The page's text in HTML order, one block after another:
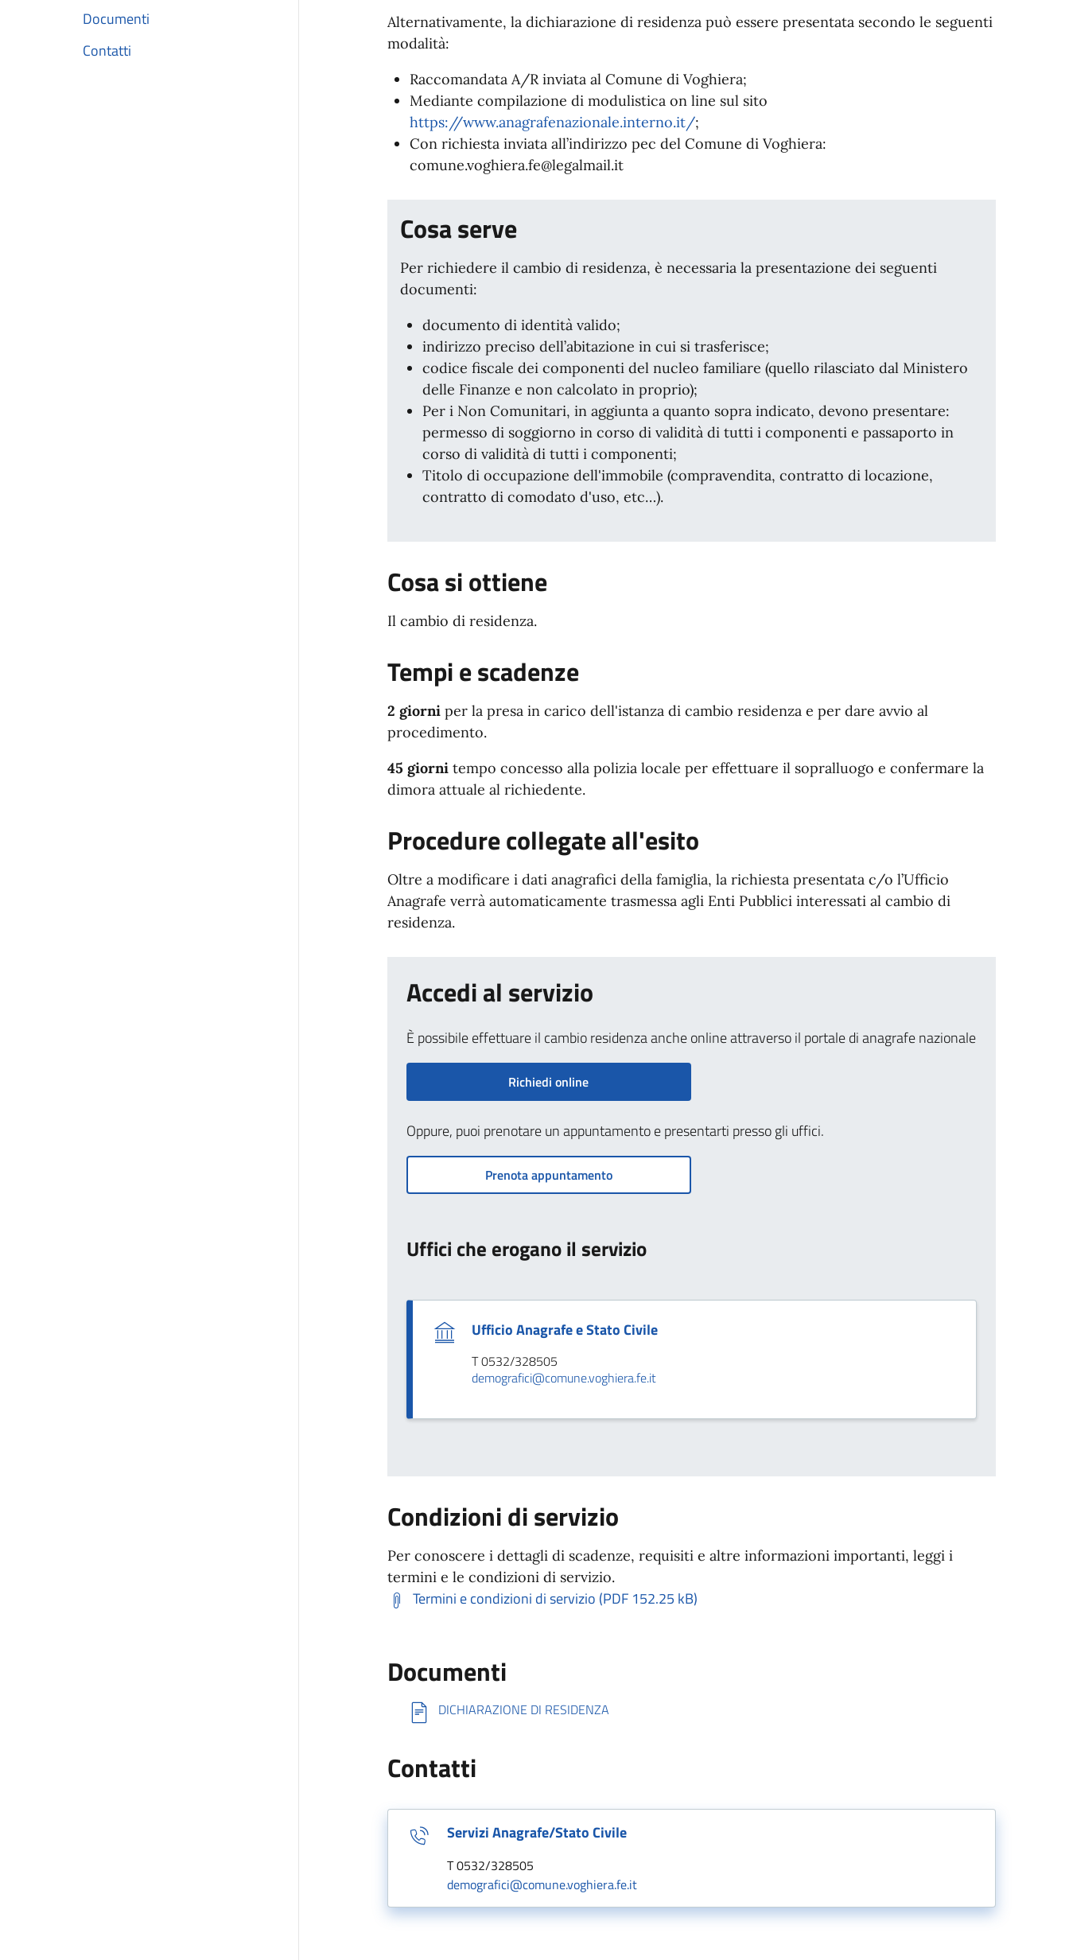
Documenti
Contatti
Alternativamente, la dichiarazione di residenza può essere presentata secondo le seguenti
modalità:
Raccomandata A/R inviata al Comune di Voghiera;
Mediante compilazione di modulistica on line sul sito
https://www.anagrafenazionale.interno.it/;
Con richiesta inviata all’indirizzo pec del Comune di Voghiera:
comune.voghiera.fe@legalmail.it
Cosa serve
Per richiedere il cambio di residenza, è necessaria la presentazione dei seguenti
documenti:
documento di identità valido;
indirizzo preciso dell’abitazione in cui si trasferisce;
codice fiscale dei componenti del nucleo familiare (quello rilasciato dal Ministero
delle Finanze e non calcolato in proprio);
Per i Non Comunitari, in aggiunta a quanto sopra indicato, devono presentare:
permesso di soggiorno in corso di validità di tutti i componenti e passaporto in
corso di validità di tutti i componenti;
Titolo di occupazione dell'immobile (compravendita, contratto di locazione,
contratto di comodato d'uso, etc…).
Cosa si ottiene
Il cambio di residenza.
Tempi e scadenze
2 giorniper la presa in carico dell'istanza di cambio residenza e per dare avvio al
procedimento.
45 giornitempo concesso alla polizia locale per effettuare il sopralluogo e confermare la
dimora attuale al richiedente.
Procedure collegate all'esito
Oltre a modificare i dati anagrafici della famiglia, la richiesta presentata c/o l’Ufficio
Anagrafe verrà automaticamente trasmessa agli Enti Pubblici interessati al cambio di
residenza.
Accedi al servizio
È possibile effettuare il cambio residenza anche online attraverso il portale di anagrafe nazionale
Richiedi online
Oppure, puoi prenotare un appuntamento e presentarti presso gli uffici.
Prenota appuntamento
Uffici che erogano il servizio
Ufficio Anagrafe e Stato Civile
T 0532/328505
demografici@comune.voghiera.fe.it
Condizioni di servizio
Per conoscere i dettagli di scadenze, requisiti e altre informazioni importanti, leggi i
termini e le condizioni di servizio.
Termini e condizioni di servizio (PDF 152.25 kB)
Documenti
DICHIARAZIONE DI RESIDENZA
Contatti
Servizi Anagrafe/Stato Civile
T 0532/328505
demografici@comune.voghiera.fe.it